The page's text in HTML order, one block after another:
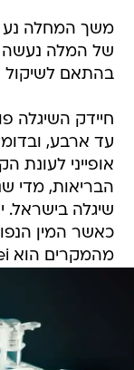
משך המחלה נע
של המלה נעשה
בהתאם
חיידק השיגלה
עד ארבע,
אופייני לעונת
הבריאות, מדי
שיגלה בישראל.
מהמקרים הוא Shigella sonnei.